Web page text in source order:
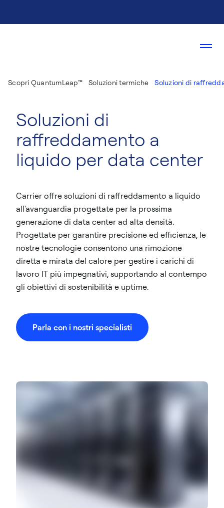
Scopri QuantumLeap™ Soluzioni termiche Soluzioni di
Soluzioni di
raffreddamento a
liquido per data center
Carrier offre soluzioni di raffreddamento a liquido
all'avanguardia progettate per la prossima
generazione di data center ad alta densità.
Progettate per garantire precisione ed efficienza, le
nostre tecnologie consentono una rimozione
diretta e mirata del calore per gestire i carichi di
lavoro IT più impegnativi, supportando al contempo
gli obiettivi di sostenibilità e uptime.
Parla con i nostri specialisti